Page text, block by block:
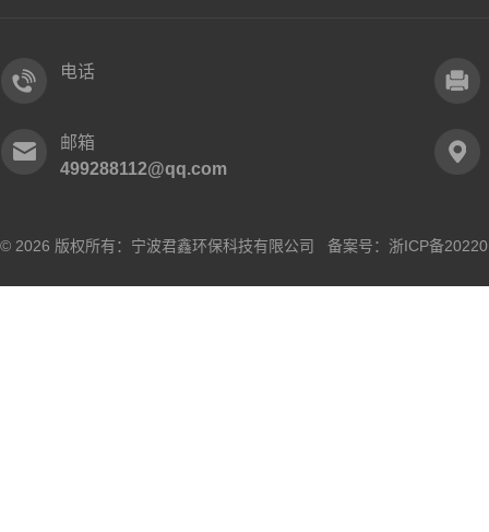
电话
邮箱
499288112@qq.com
© 2026 版权所有：宁波君鑫环保科技有限公司 备案号： 浙ICP备